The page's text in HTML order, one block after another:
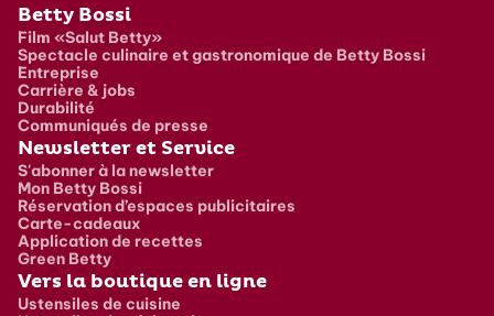
Pied de page
Betty Bossi
Film «Salut Betty»
Spectacle culinaire et gastronomique de Betty Bossi
Entreprise
Carrière & jobs
Durabilité
Communiqués de presse
Newsletter et Service
S'abonner à la newsletter
Mon Betty Bossi
Réservation d’espaces publicitaires
Carte-cadeaux
Application de recettes
Green Betty
Vers la boutique en ligne
Ustensiles de cuisine